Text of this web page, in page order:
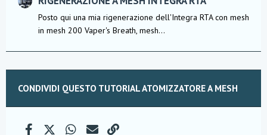
Posto qui una mia rigenerazione dell'Integra RTA con mesh
in mesh 200 Vaper's Breath, mesh...
CONDIVIDI QUESTO TUTORIAL ATOMIZZATORE A MESH
FacebookX (Twitter)WhatsApp
e-mail